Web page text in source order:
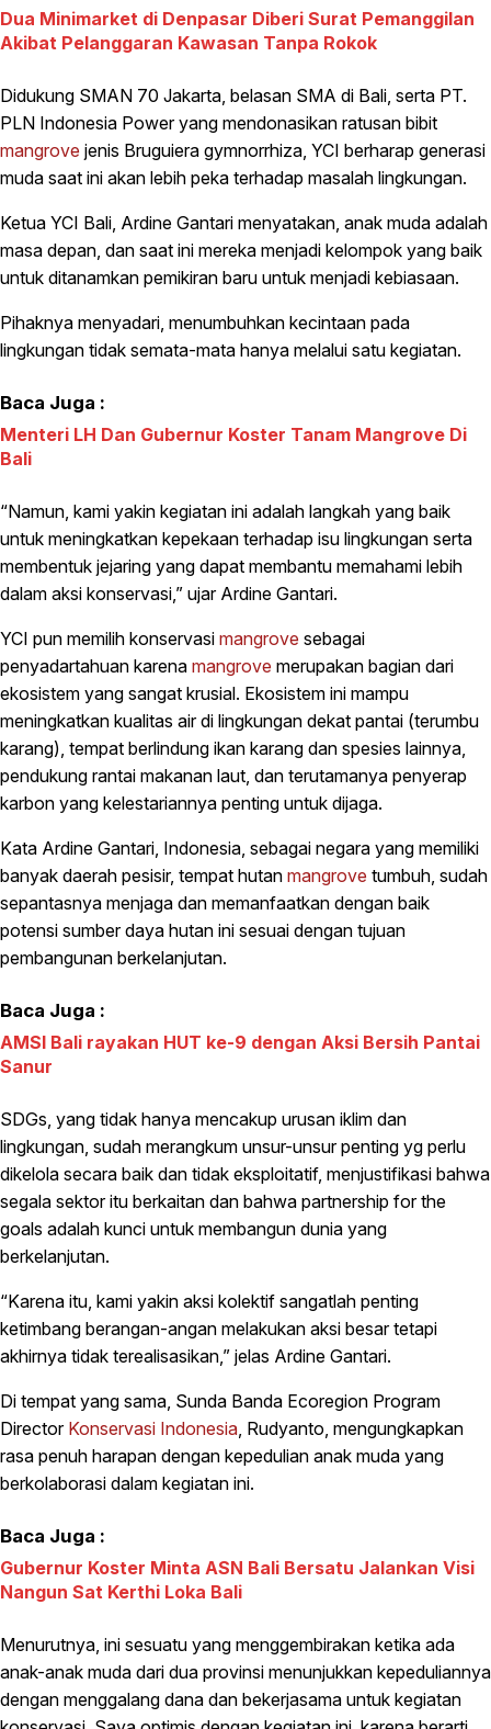
Dua Minimarket di Denpasar Diberi Surat Pemanggilan
Akibat Pelanggaran Kawasan Tanpa Rokok
Didukung SMAN 70 Jakarta, belasan SMA di Bali, serta PT.
PLN Indonesia Power yang mendonasikan ratusan bibit
mangrove jenis Bruguiera gymnorrhiza, YCI berharap generasi
muda saat ini akan lebih peka terhadap masalah lingkungan.
Ketua YCI Bali, Ardine Gantari menyatakan, anak muda adalah
masa depan, dan saat ini mereka menjadi kelompok yang baik
untuk ditanamkan pemikiran baru untuk menjadi kebiasaan.
Pihaknya menyadari, menumbuhkan kecintaan pada
lingkungan tidak semata-mata hanya melalui satu kegiatan.
Baca Juga :
Menteri LH Dan Gubernur Koster Tanam Mangrove Di
Bali
“Namun, kami yakin kegiatan ini adalah langkah yang baik
untuk meningkatkan kepekaan terhadap isu lingkungan serta
membentuk jejaring yang dapat membantu memahami lebih
dalam aksi konservasi,” ujar Ardine Gantari.
YCI pun memilih konservasi mangrove sebagai
penyadartahuan karena mangrove merupakan bagian dari
ekosistem yang sangat krusial. Ekosistem ini mampu
meningkatkan kualitas air di lingkungan dekat pantai (terumbu
karang), tempat berlindung ikan karang dan spesies lainnya,
pendukung rantai makanan laut, dan terutamanya penyerap
karbon yang kelestariannya penting untuk dijaga.
Kata Ardine Gantari, Indonesia, sebagai negara yang memiliki
banyak daerah pesisir, tempat hutan mangrove tumbuh, sudah
sepantasnya menjaga dan memanfaatkan dengan baik
potensi sumber daya hutan ini sesuai dengan tujuan
pembangunan berkelanjutan.
Baca Juga :
AMSI Bali rayakan HUT ke-9 dengan Aksi Bersih Pantai
Sanur
SDGs, yang tidak hanya mencakup urusan iklim dan
lingkungan, sudah merangkum unsur-unsur penting yg perlu
dikelola secara baik dan tidak eksploitatif, menjustifikasi bahwa
segala sektor itu berkaitan dan bahwa partnership for the
goals adalah kunci untuk membangun dunia yang
berkelanjutan.
“Karena itu, kami yakin aksi kolektif sangatlah penting
ketimbang berangan-angan melakukan aksi besar tetapi
akhirnya tidak terealisasikan,” jelas Ardine Gantari.
Di tempat yang sama, Sunda Banda Ecoregion Program
Director Konservasi Indonesia , Rudyanto, mengungkapkan
rasa penuh harapan dengan kepedulian anak muda yang
berkolaborasi dalam kegiatan ini.
Baca Juga :
Gubernur Koster Minta ASN Bali Bersatu Jalankan Visi
Nangun Sat Kerthi Loka Bali
Menurutnya, ini sesuatu yang menggembirakan ketika ada
anak-anak muda dari dua provinsi menunjukkan kepeduliannya
dengan menggalang dana dan bekerjasama untuk kegiatan